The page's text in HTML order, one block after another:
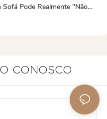
Sofá Pode Realmente "não
CONOSCO